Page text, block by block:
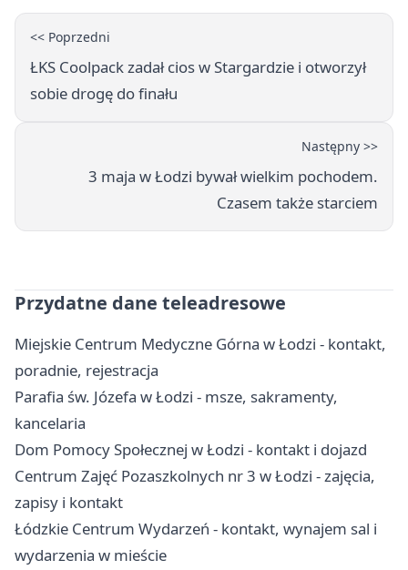
<< Poprzedni
ŁKS Coolpack zadał cios w Stargardzie i otworzył
sobie drogę do finału
Następny >>
3 maja w Łodzi bywał wielkim pochodem.
Czasem także starciem
Przydatne dane teleadresowe
Miejskie Centrum Medyczne Górna w Łodzi - kontakt,
poradnie, rejestracja
Parafia św. Józefa w Łodzi - msze, sakramenty,
kancelaria
Dom Pomocy Społecznej w Łodzi - kontakt i dojazd
Centrum Zajęć Pozaszkolnych nr 3 w Łodzi - zajęcia,
zapisy i kontakt
Łódzkie Centrum Wydarzeń - kontakt, wynajem sal i
wydarzenia w mieście